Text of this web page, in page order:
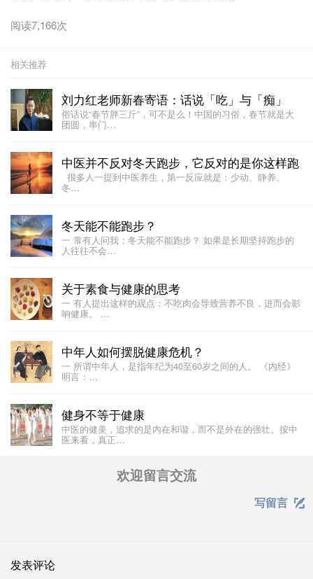
阅读7,166次
相关推荐
刘力红老师新春寄语：话说「吃」与「痴」
俗话说“春节胖三斤”，可不是么！中国的习俗，春节就是大
团圆，串门…
中医并不反对冬天跑步，它反对的是你这样跑
很多人一提到中医养生，第一反应就是：少动、静养、
冬…
冬天能不能跑步？
一 常有人问我：冬天能不能跑步？ 如果是长期坚持跑步的
人往往不会…
关于素食与健康的思考
一 有人提出这样的观点：不吃肉会导致营养不良，进而会影
响健康。 …
中年人如何摆脱健康危机？
一 所谓中年人，是指年纪为40至60岁之间的人。 《内经》
明言：…
健身不等于健康
中医的健美，追求的是内在和谐，而不是外在的强壮。按中
医来看，真正…
欢迎留言交流
写留言 
发表评论